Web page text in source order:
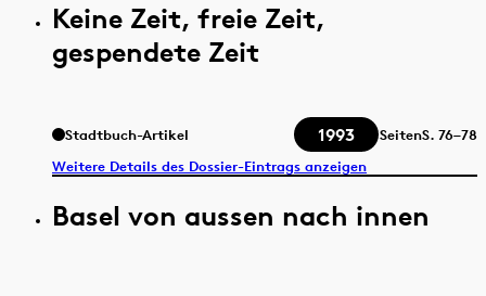
Keine Zeit, freie Zeit,
gespendete Zeit
Stadtbuch-Artikel 1993 SeitenS. 76–78
Weitere Details des Dossier-Eintrags anzeigen
Basel von aussen nach innen